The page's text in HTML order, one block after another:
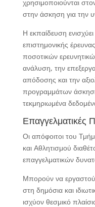
χρησιμοποιούνται
στην άσκηση για την
Η εκπαίδευση ενισχύει
επιστημονικής
ποσοτικών
ανάλυση, την
απόδοσης και την
προγραμμάτων
τεκμηριωμένα
Επαγγελματικές
Οι απόφοιτοι του
και Αθλητισμού
επαγγελματικών
Μπορούν να
στη δημόσια και
ισχύον θεσμικό